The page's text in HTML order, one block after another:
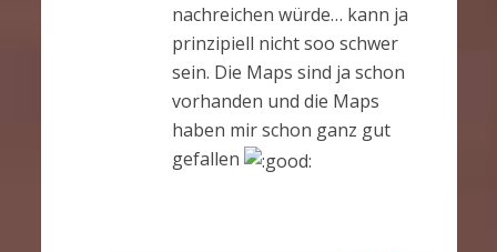
nachreichen würde… kann ja
prinzipiell nicht soo schwer
sein. Die Maps sind ja schon
vorhanden und die Maps
haben mir schon ganz gut
gefallen